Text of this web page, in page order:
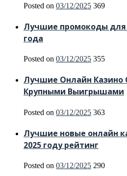
Posted on 03/12/2025 369
Лучшие промокоды для
года
Posted on 03/12/2025 355
Лучшие Онлайн Казино
Крупными Выигрышами
Posted on 03/12/2025 363
Лучшие новые онлайн
2025 году рейтинг
Posted on 03/12/2025 290